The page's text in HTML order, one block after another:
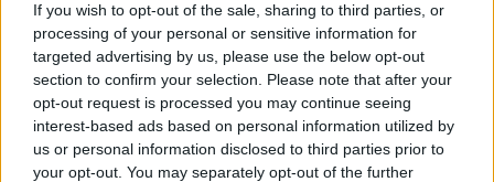
If you wish to opt-out of the sale, sharing to third parties, or
processing of your personal or sensitive information for
targeted advertising by us, please use the below opt-out
section to confirm your selection. Please note that after your
opt-out request is processed you may continue seeing
interest-based ads based on personal information utilized by
us or personal information disclosed to third parties prior to
your opt-out. You may separately opt-out of the further